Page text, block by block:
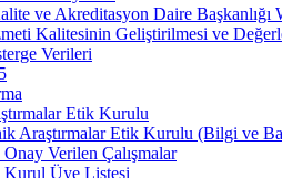
ve Akreditasyon Daire Başkanlığı
Kalitesinin Geliştirilmesi ve
Verileri
Etik Kurulu
Araştırmalar Etik Kurulu (Bilgi ve
Verilen Çalışmalar
Kurul Üye Listesi